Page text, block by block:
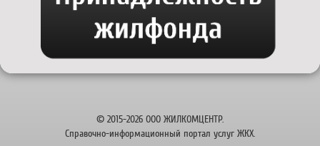
© 2015-2026 ООО ЖИЛКОМЦЕНТР.
Справочно-информационный портал услуг ЖКХ.